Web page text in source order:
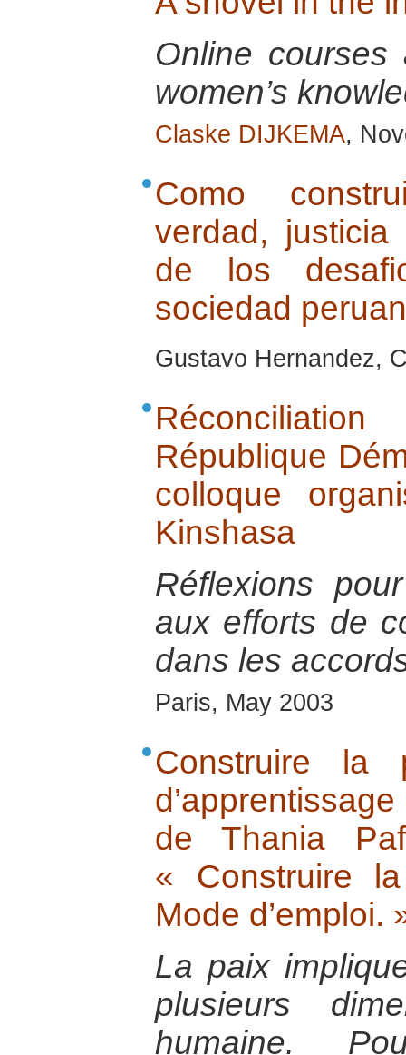
Online
women’s
Claske DIJKEMA,
Como
verdad,
de los
sociedad
Gustavo Hernandez,
République
colloque
Kinshasa
Réflexions
aux efforts de
dans les
Paris, May 2003
Construire la
de Thania
« Construire
Mode d’emploi.
La paix
plusieurs
humaine.